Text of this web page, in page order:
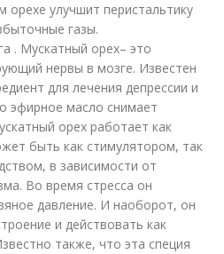
орехе улучшит перистальтику
газы.
. Мускатный орех– это
нервы в мозге. Известен
для лечения депрессии и
эфирное масло снимает
орех работает как
быть как стимулятором, так
в зависимости от
Во время стресса он
давление. И наоборот, он
и действовать как
также, что эта специя